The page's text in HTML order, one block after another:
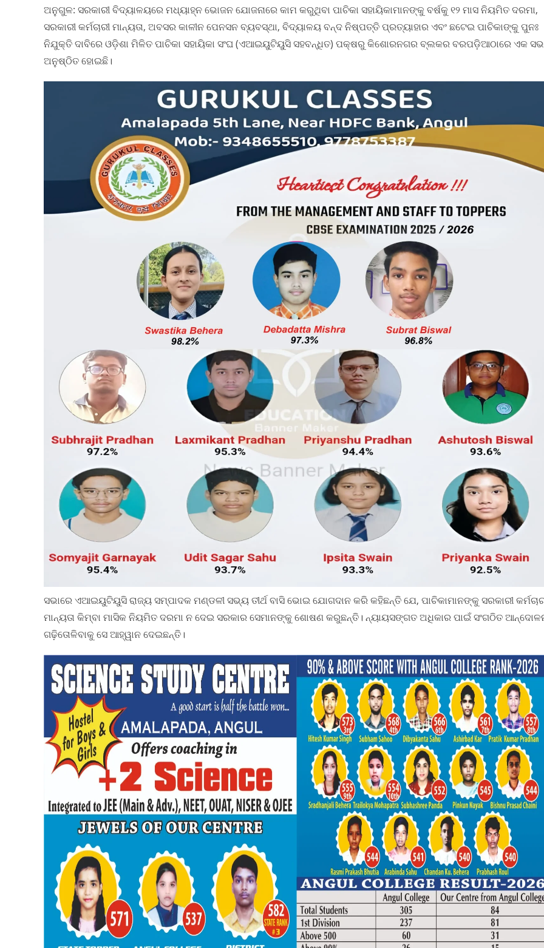
ଅନୁଗୁଳ: ସରକାରୀ ବିଦ୍ୟାଳୟରେ ମଧ୍ୟାହ୍ନ ଭୋଜନ ଯୋଜନାରେ କାମ କରୁଥିବା ପାଚିକା ସହାୟିକାମାନଙ୍କୁ ବର୍ଷକୁ ୧୨ ମାସ ନିୟମିତ ଦରମା,
ସରକାରୀ କର୍ମଚାରୀ ମାନ୍ୟତା, ଅବସର କାଳୀନ ପେନସନ ବ୍ୟବସ୍ଥା, ବିଦ୍ୟାଳୟ ବନ୍ଦ ନିଷ୍ପତ୍ତି ପ୍ରତ୍ୟାହାର ଏବଂ ଛଟେଇ ପାଚିକାଙ୍କୁ ପୁନଃ
ନିଯୁକ୍ତି ଦାବିରେ ଓଡ଼ିଶା ମିଳିତ ପାଚିକା ସହାୟିକା ସଂଘ (ଏଆଇୟୁଟିୟୁସି ସହବନ୍ଧିତ) ପକ୍ଷରୁ କିଶୋରନଗର ବ୍ଲକର ବରପଡ଼ିଆଠାରେ ଏକ
ଅନୁଷ୍ଠିତ ହୋଇଛି।
ସଭାରେ ଏଆଇୟୁଟିୟୁସି ରାଜ୍ୟ ସମ୍ପାଦକ ମଣ୍ଡଳୀ ସଭ୍ୟ ତୀର୍ଥ ବାସି ଭୋଇ ଯୋଗଦାନ କରି କହିଛନ୍ତି ଯେ, ପାଚିକାମାନଙ୍କୁ ସରକାରୀ
ମାନ୍ୟତା କିମ୍ବା ମାସିକ ନିୟମିତ ଦରମା ନ ଦେଇ ସରକାର ସେମାନଙ୍କୁ ଶୋଷଣ କରୁଛନ୍ତି। ନ୍ୟାୟସଙ୍ଗତ ଅଧିକାର ପାଇଁ ସଂଗଠିତ
ଗଢ଼ିତୋଳିବାକୁ ସେ ଆହ୍ୱାନ ଦେଇଛନ୍ତି।